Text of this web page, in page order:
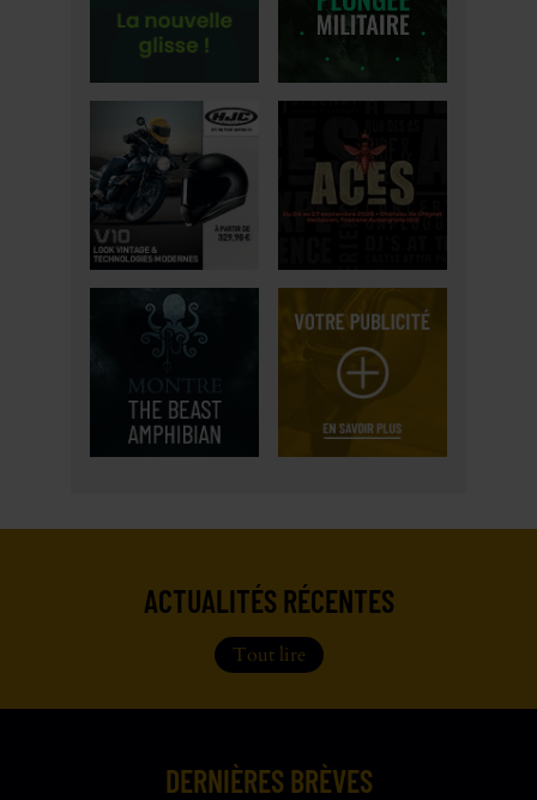
ACTUALITÉS RÉCENTES
Tout lire
DERNIÈRES BRÈVES